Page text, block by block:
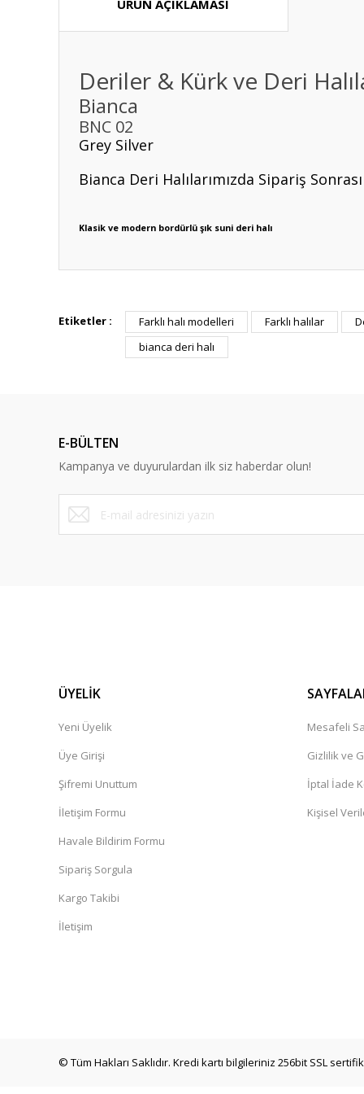
ÜRÜN AÇIKLAMASI
Deriler & Kürk ve Deri
Bianca
BNC 02
Grey Silver
Bianca Deri Halılarımızda Sipariş
Klasik ve modern bordürlü şık suni deri halı
Görüş ve önerileriniz için teşekkür ederiz.
Ürün resmi kalitesiz, bozuk veya görüntülenemiyor.
Bu ürüne benzer farklı alternatifler olmalı.
Etiketler : Farklı halı modelleri Farklı halılar
bianca deri halı
E-BÜLTEN
Kampanya ve duyurulardan ilk siz haberdar olun!
ÜYELİK
Yeni Üyelik
Üye Girişi
Şifremi Unuttum
İletişim Formu
Havale Bildirim Formu
Sipariş Sorgula
Kargo Takibi
İletişim
Mesafeli
Gizlilik ve
İptal İade
Kişisel
© Tüm Hakları Saklıdır. Kredi kartı bilgileriniz 256bit SSL